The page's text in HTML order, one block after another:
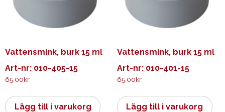
Vattensmink, burk 15 ml
Art-nr: 010-405-15
65.00kr
Lägg till i varukorg
Vattensmink, burk 15 ml
Art-nr: 010-401-15
65.00kr
Lägg till i varukorg